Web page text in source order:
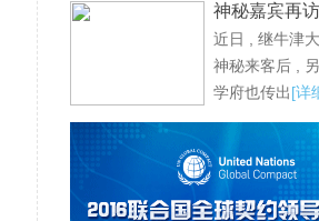
36.2%
神秘嘉宾再
学，与留学
梦
近日 , 继牛津
神秘来客后 ,
学府也传出[详